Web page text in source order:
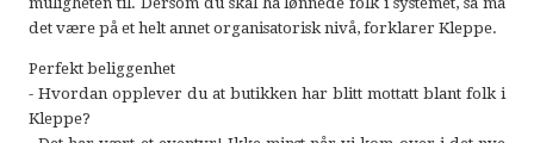
det være på et helt annet organisatorisk nivå, forklarer Kleppe.
Perfekt beliggenhet
- Hvordan opplever du at butikken har blitt mottatt blant folk i
Kleppe?